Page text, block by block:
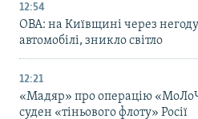
12:54
ОВА: на Київщині через
автомобілі, зникло світло
12:21
«Мадяр» про операцію
суден «тіньового флоту» Росії